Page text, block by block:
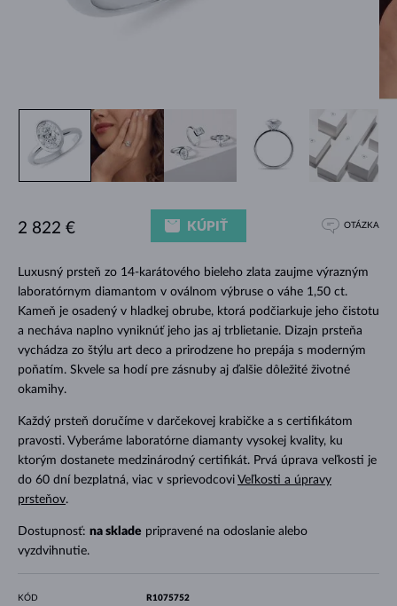
Luxusný prsteň zo 14-karátového bieleho zlata zaujme výrazným
laboratórnym diamantom v oválnom výbruse o váhe 1,50 ct.
Kameň je osadený v hladkej obrube, ktorá podčiarkuje jeho čistotu
a necháva naplno vyniknúť jeho jas aj trblietanie. Dizajn prsteňa
vychádza zo štýlu art deco a prirodzene ho prepája s moderným
poňatím. Skvele sa hodí pre zásnuby aj ďalšie dôležité životné
okamihy.
Každý prsteň doručíme v darčekovej krabičke a s certifikátom
pravosti. Vyberáme laboratórne diamanty vysokej kvality, ku
ktorým dostanete medzinárodný certifikát. Prvá úprava veľkosti je
do 60 dní bezplatná, viac v sprievodcovi Veľkosti a úpravy
prsteňov.
Dostupnosť: na sklade pripravené na odoslanie alebo
vyzdvihnutie.
2 822 € KÚPIŤ OTÁZKA
KÓD R1075752